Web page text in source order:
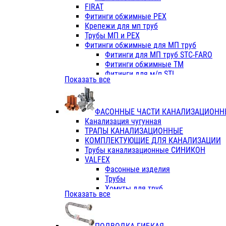
Фитинги ПП белые
Фитинги ПП белые
Фитинги ППс металл.белые
VALFEX
Трубы PE-RT
Трубы ПП водопровод белые
Трубы ПП водопровод серые
Трубы армированные
Трубы армированные
Фитинги с металл. серые
Фитинги ПП (серые)
Фитинги ПП белые
Краны
Фитинги ПП (белые)
Фитинги ПП с металлом белые
ПК КОНТУР
Краны полипропиленовые
Трубы полипропиленивые
FIRAT
Фитинги обжимные PEX
Крепежи для мп труб
Трубы МП и PEX
Фитинги обжимные для МП труб
Фитинги для МП труб STC-FARO
Фитинги обжимные ТМ
Фитинги для м/п STI
Фитинги для МП труб TITAN
TK
VALFEX
Показать все
ФАСОННЫЕ ЧАСТИ
Канализация чугунная
ТРАПЫ КАНАЛИЗАЦИОННЫЕ
КОМПЛЕКТУЮЩИЕ ДЛЯ КАНАЛИЗАЦИИ
Трубы канализационные СИНИКОН
VALFEX
Фасонные изделия
Трубы
Хомуты для труб
ПВХ (стройполимер)
Показать все